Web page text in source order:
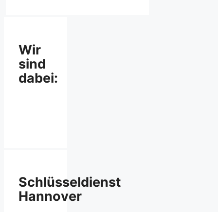
Wir
sind
dabei:
Schlüsseldienst
Hannover